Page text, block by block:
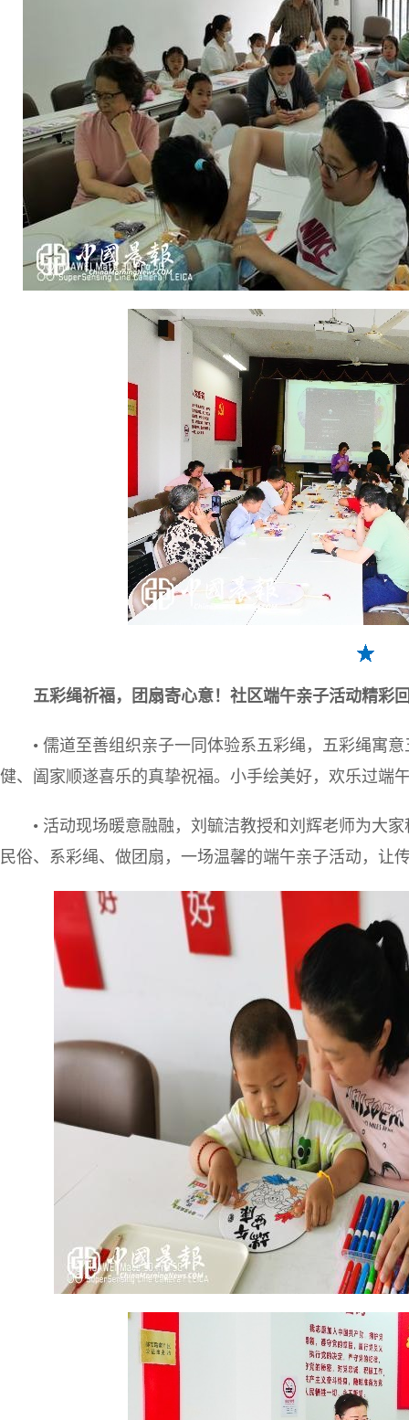
五彩绳祈福，团扇寄心意！社区端午亲子活动精彩
• 儒道至善组织亲子一同体验系五彩绳，五彩绳寓
健、阖家顺遂喜乐的真挚祝福。小手绘美好，欢乐过端
• 活动现场暖意融融，刘毓洁教授和刘辉老师为大
民俗、系彩绳、做团扇，一场温馨的端午亲子活动，让